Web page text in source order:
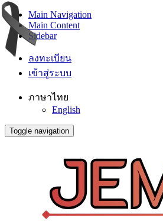
Main Navigation
Main Content
Sidebar
ลงทะเบียน
เข้าสู่ระบบ
ภาษาไทย
English
Toggle navigation